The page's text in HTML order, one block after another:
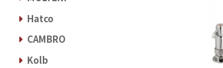
Hatco
CAMBRO
Kolb